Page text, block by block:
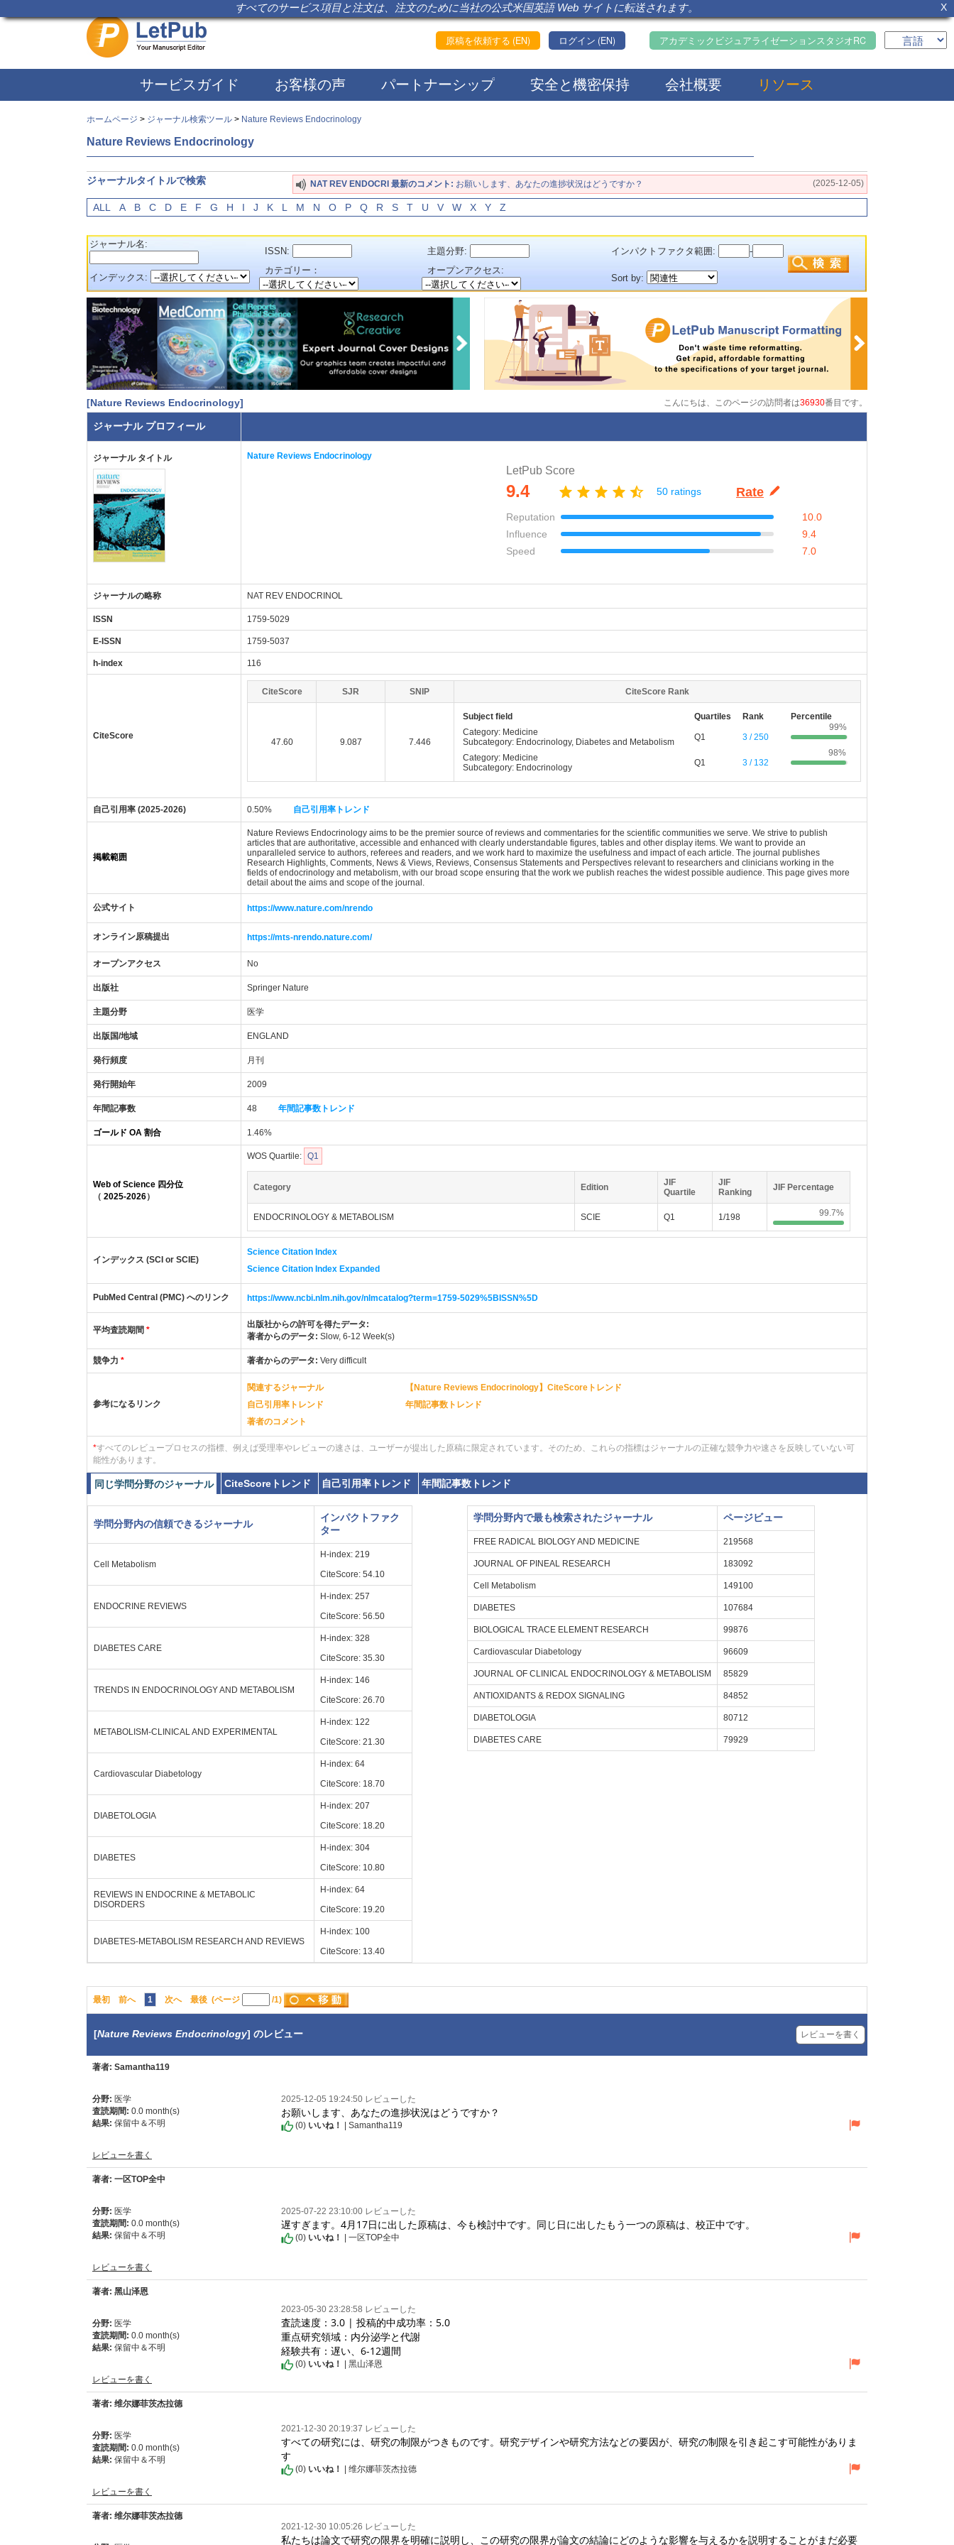
X
すべてのサービス項目と注文は、注文のために当社の公式米国英語 Web サイトに転送されます。
アカデミックビジュアライゼーションスタジオRC
ログイン (EN)
原稿を依頼する (EN)
サービスガイド お客様の声 パートナーシップ 安全と機密保持 会社概要 リソース
ホームページ > ジャーナル検索ツール > Nature Reviews Endocrinology
Nature Reviews Endocrinology
ジャーナルタイトルで検索 NAT REV ENDOCRI 最新のコメント: お願いします、あなたの進捗状況はどうですか？ (2025-12-05)
ALL A B C D E F G H I J K L M N O P Q R S T U V W X Y Z
ジャーナル名:
ISSN: 主題分野: インパクトファクタ範囲: -
インデックス:
カテゴリー： オープンアクセス:
Sort by:
[Nature Reviews Endocrinology] こんにちは、このページの訪問者は36930番目です。
ジャーナル プロフィール
ジャーナル タイトル Nature Reviews Endocrinology
LetPub Score
9.4 50 ratings Rate
Reputation
10.0
Influence
9.4
Speed
7.0
ジャーナルの略称 NAT REV ENDOCRINOL
ISSN 1759-5029
E-ISSN 1759-5037
h-index 116
CiteScore
CiteScore SJR SNIP CiteScore Rank
47.60 9.087 7.446
Subject field Quartiles Rank
Percentile
Category: Medicine
Subcategory: Endocrinology, Diabetes and Metabolism
Q1 3 / 250
99%
Category: Medicine
Subcategory: Endocrinology
Q1 3 / 132
98%
自己引用率 (2025-2026) 0.50% 自己引用率トレンド
掲載範囲
Nature Reviews Endocrinology aims to be the premier source of reviews and commentaries for the scientific communities we serve. We strive to publish
articles that are authoritative, accessible and enhanced with clearly understandable figures, tables and other display items. We want to provide an
unparalleled service to authors, referees and readers, and we work hard to maximize the usefulness and impact of each article. The journal publishes
Research Highlights, Comments, News & Views, Reviews, Consensus Statements and Perspectives relevant to researchers and clinicians working in the
fields of endocrinology and metabolism, with our broad scope ensuring that the work we publish reaches the widest possible audience. This page gives more
detail about the aims and scope of the journal.
公式サイト https://www.nature.com/nrendo
オンライン原稿提出 https://mts-nrendo.nature.com/
オープンアクセス No
出版社 Springer Nature
主題分野 医学
出版国/地域 ENGLAND
発行頻度 月刊
発行開始年 2009
年間記事数 48 年間記事数トレンド
ゴールド OA 割合 1.46%
Web of Science 四分位
（ 2025-2026）
WOS Quartile: Q1
Category Edition
JIF
Quartile
JIF
Ranking
JIF Percentage
ENDOCRINOLOGY & METABOLISM SCIE Q1 1/198 99.7%
インデックス (SCI or SCIE)
Science Citation Index
Science Citation Index Expanded
PubMed Central (PMC) へのリンク https://www.ncbi.nlm.nih.gov/nlmcatalog?term=1759-5029%5BISSN%5D
平均査読期間 *
出版社からの許可を得たデータ:
著者からのデータ: Slow, 6-12 Week(s)
競争力 * 著者からのデータ: Very difficult
参考になるリンク
関連するジャーナル
【Nature Reviews Endocrinology】CiteScoreトレンド
自己引用率トレンド
年間記事数トレンド
著者のコメント
*すべてのレビュープロセスの指標、例えば受理率やレビューの速さは、ユーザーが提出した原稿に限定されています。そのため、これらの指標はジャーナルの正確な競争力や速さを反映していない可
能性があります。
同じ学問分野のジャーナル CiteScoreトレンド 自己引用率トレンド 年間記事数トレンド
学問分野内の信頼できるジャーナル
インパクトファク
ター
Cell Metabolism
H-index: 219
CiteScore: 54.10
ENDOCRINE REVIEWS
H-index: 257
CiteScore: 56.50
DIABETES CARE
H-index: 328
CiteScore: 35.30
TRENDS IN ENDOCRINOLOGY AND METABOLISM
H-index: 146
CiteScore: 26.70
METABOLISM-CLINICAL AND EXPERIMENTAL
H-index: 122
CiteScore: 21.30
Cardiovascular Diabetology
H-index: 64
CiteScore: 18.70
DIABETOLOGIA
H-index: 207
CiteScore: 18.20
DIABETES
H-index: 304
CiteScore: 10.80
REVIEWS IN ENDOCRINE & METABOLIC
DISORDERS
H-index: 64
CiteScore: 19.20
DIABETES-METABOLISM RESEARCH AND REVIEWS
H-index: 100
CiteScore: 13.40
学問分野内で最も検索されたジャーナル ページビュー
FREE RADICAL BIOLOGY AND MEDICINE 219568
JOURNAL OF PINEAL RESEARCH 183092
Cell Metabolism 149100
DIABETES 107684
BIOLOGICAL TRACE ELEMENT RESEARCH 99876
Cardiovascular Diabetology 96609
JOURNAL OF CLINICAL ENDOCRINOLOGY & METABOLISM 85829
ANTIOXIDANTS & REDOX SIGNALING 84852
DIABETOLOGIA 80712
DIABETES CARE 79929
最初 前へ 1 次へ 最後 (ページ /1)
[Nature Reviews Endocrinology] のレビュー レビューを書く
著者: Samantha119
分野: 医学
査読期間: 0.0 month(s)
結果: 保留中＆不明
レビューを書く
2025-12-05 19:24:50 レビューした
お願いします、あなたの進捗状況はどうですか？
(0) いいね！ | Samantha119
著者: 一区TOP全中
分野: 医学
査読期間: 0.0 month(s)
結果: 保留中＆不明
レビューを書く
2025-07-22 23:10:00 レビューした
遅すぎます。4月17日に出した原稿は、今も検討中です。同じ日に出したもう一つの原稿は、校正中です。
(0) いいね！ | 一区TOP全中
著者: 黑山泽恩
分野: 医学
査読期間: 0.0 month(s)
結果: 保留中＆不明
レビューを書く
2023-05-30 23:28:58 レビューした
査読速度：3.0 | 投稿的中成功率：5.0
重点研究領域：内分泌学と代謝
経験共有：遅い、6-12週間
(0) いいね！ | 黑山泽恩
著者: 维尔娜菲茨杰拉德
分野: 医学
査読期間: 0.0 month(s)
結果: 保留中＆不明
レビューを書く
2021-12-30 20:19:37 レビューした
すべての研究には、研究の制限がつきものです。研究デザインや研究方法などの要因が、研究の制限を引き起こす可能性がありま
す
(0) いいね！ | 维尔娜菲茨杰拉德
著者: 维尔娜菲茨杰拉德
2021-12-30 10:05:26 レビューした
私たちは論文で研究の限界を明確に説明し、この研究の限界が論文の結論にどのような影響を与えるかを説明することがまだ必要